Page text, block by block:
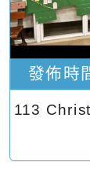
發佈時
113